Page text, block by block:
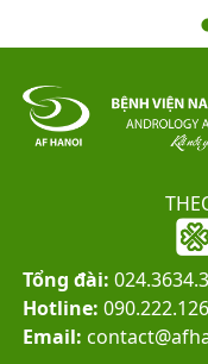
Tổng đài:
Hotline:
Email: